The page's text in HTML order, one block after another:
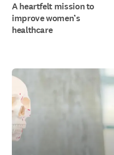
A heartfelt mission to
improve women’s
healthcare